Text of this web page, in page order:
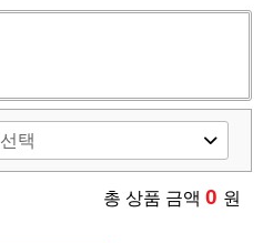
총 상품 금액 0 원